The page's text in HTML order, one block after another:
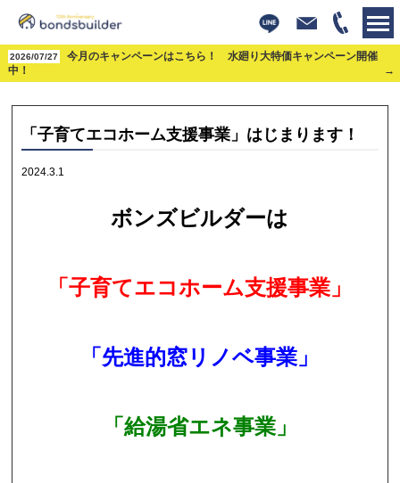
2026/07/27
今月のキャンペーンはこちら！ 水廻り大特価キャンペーン開催
中！
株式会社ボンズビルダー>お知らせ> お知らせ >
「子育てエコホーム支援事業」はじま
ります！
「子育てエコホーム支援事業」はじまります！
2024.3.1
ボンズビルダーは
「子育てエコホーム支援事業」
「先進的窓リノベ事業」
「給湯省エネ事業」